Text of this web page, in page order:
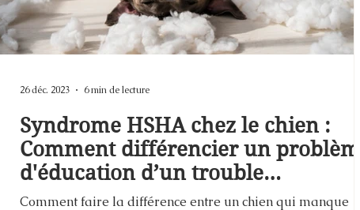
Syndrome HSHA chez le chien :
Comment différencier un problème
d'éducation d’un trouble
comportemental
Comment faire la différence entre un chien qui manque
26 déc. 2023 6 min de lecture